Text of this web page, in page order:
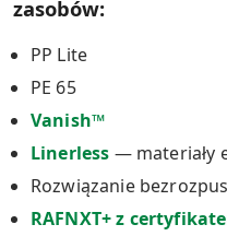
zasobów:
PP Lite
PE 65
Vanish™
Linerless — materiały
Rozwiązanie
RAFNXT+ z